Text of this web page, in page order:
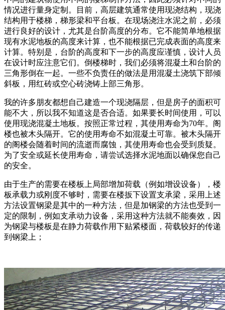
情况进行量身定制。目前，高层建筑通常使用现浇结构，现浇
结构用于楼梯，梯形梁和平台板。在现场浇注水泥之前，必须
进行良好的设计，尤其是台阶高度的分布。它不能简单地根据
现有水泥地板的高度来计算，也不能根据已完成表面的高度来
计算。特别是，台阶的高度和下一步的高度应谨慎，设计人员
在设计时应注意它们。倒楼梯时，我们必须将混凝土和台阶的
三角形倒在一起。一些不负责任的做法是用混凝土浇筑下部倾
斜板，用红砖或空心砖浇铸上部三角形。
我的许多朋友都想自己建造一个现浇隔层，但是房子的面积可
能不大，所以我不知道这是否合适。如果要长时间使用，可以
使用现浇混凝土地板。按照正常过程，其使用寿命为70年。阁
楼也被木头隔开。它的使用寿命不如混凝土可靠。被木头隔开
的阁楼会随着时间的流逝而腐蚀，其使用寿命也会受到质疑。
为了安全或延长使用寿命，请尝试选择水泥地面以确保您自己
的安全。
由于生产的需要在楼板上局部增加荷载（例如增设设备），楼
板承载力或刚度不够时，需要在楼扳下设置支承梁，采用上述
方法设置钢梁是其中的一种方法，但是加钢梁的方法也受到一
定的限制，例如支承动力设备，采用这种方法就不能奏效，因
为钢梁与楼板是在静力荷载作用下贴紧楼面，荷载较好的传递
到钢梁上；